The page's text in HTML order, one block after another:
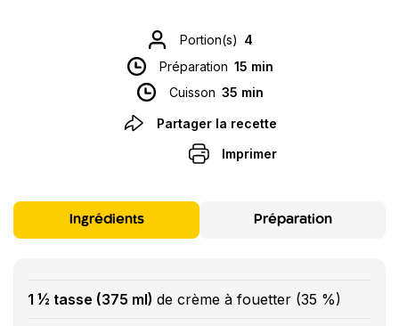
Portion(s) 4
Préparation 15 min
Cuisson 35 min
Partager la recette
Imprimer
Ingrédients Préparation
1 ½ tasse (375 ml) de crème à fouetter (35 %)